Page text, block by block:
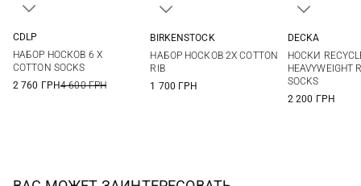
CDLP
НАБОР НОСКОВ 6 X
COTTON SOCKS
2 760 ГРН4 600 ГРН
BIRKENSTOCK
НАБОР НОСКОВ 2Х COTTON
RIB
1 700 ГРН
DECKA
НОСКИ
HEAVYWEIGHT
SOCKS
2 200 ГРН